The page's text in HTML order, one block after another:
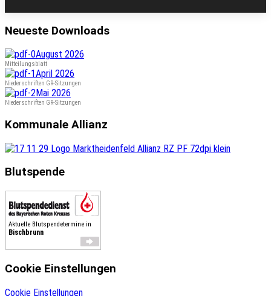
Neueste Downloads
August 2026
Mitteilungsblatt
April 2026
Niederschriften GR-Sitzungen
Mai 2026
Niederschriften GR-Sitzungen
Kommunale Allianz
Blutspende
Aktuelle Blutspendetermine in
Bischbrunn
Cookie Einstellungen
Cookie Einstellungen